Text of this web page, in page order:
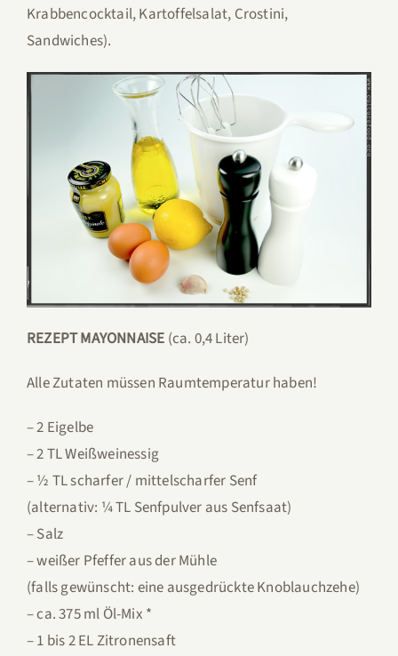
Krabbencocktail, Kartoffelsalat, Crostini,
Sandwiches).
REZEPT MAYONNAISE (ca. 0,4 Liter)
Alle Zutaten müssen Raumtemperatur haben!
– 2 Eigelbe
– 2 TL Weißweinessig
– ½ TL scharfer / mittelscharfer Senf
(alternativ: ¼ TL Senfpulver aus Senfsaat)
– Salz
– weißer Pfeffer aus der Mühle
(falls gewünscht: eine ausgedrückte Knoblauchzehe)
– ca. 375 ml Öl-Mix *
– 1 bis 2 EL Zitronensaft